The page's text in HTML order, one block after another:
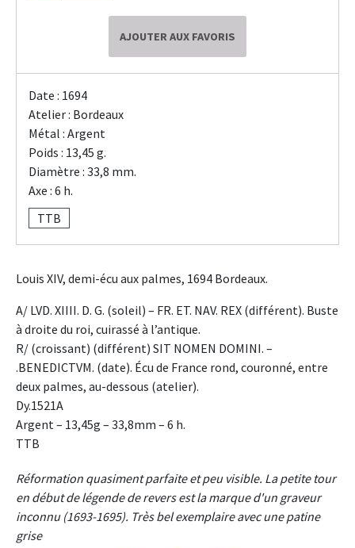
AJOUTER AUX FAVORIS
Date : 1694
Atelier : Bordeaux
Métal : Argent
Poids : 13,45 g.
Diamètre : 33,8 mm.
Axe : 6 h.
TTB
Louis XIV, demi-écu aux palmes, 1694 Bordeaux.
A/ LVD. XIIII. D. G. (soleil) – FR. ET. NAV. REX (différent). Buste
à droite du roi, cuirassé à l’antique.
R/ (croissant) (différent) SIT NOMEN DOMINI. –
.BENEDICTVM. (date). Écu de France rond, couronné, entre
deux palmes, au-dessous (atelier).
Dy.1521A
Argent – 13,45g – 33,8mm – 6 h.
TTB
Réformation quasiment parfaite et peu visible. La petite tour
en début de légende de revers est la marque d'un graveur
inconnu (1693-1695). Très bel exemplaire avec une patine
grise